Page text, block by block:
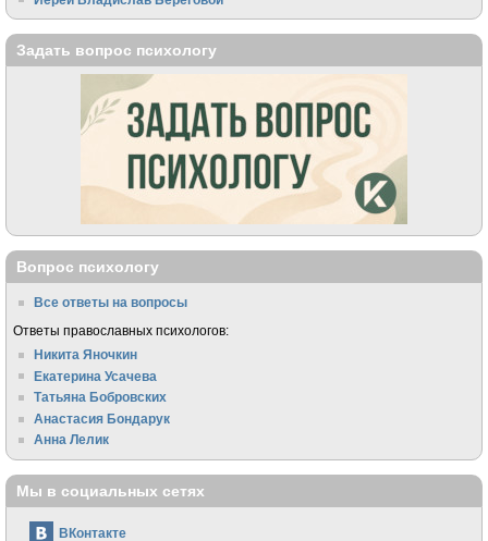
Задать вопрос психологу
Вопрос психологу
Все ответы на вопросы
Ответы православных психологов:
Никита Яночкин
Екатерина Усачева
Татьяна Бобровских
Анастасия Бондарук
Анна Лелик
Мы в социальных сетях
ВКонтакте